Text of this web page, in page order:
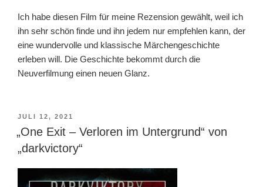
Ich habe diesen Film für meine Rezension gewählt, weil ich
ihn sehr schön finde und ihn jedem nur empfehlen kann, der
eine wundervolle und klassische Märchengeschichte
erleben will. Die Geschichte bekommt durch die
Neuverfilmung einen neuen Glanz.
VERÖFFENTLICHT
AM
JULI 12, 2021
„One Exit – Verloren im Untergrund“ von
„darkvictory“